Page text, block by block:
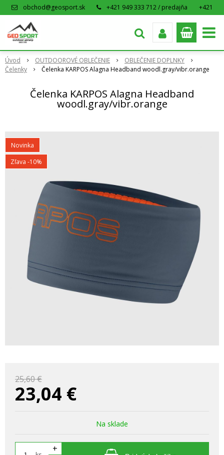
obchod@geosport.sk +421 949 333 712 / predajňa
+421
Úvod OUTDOOROVÉ OBLEČENIE
OBLEČENIE DOPLNKY
Čelenky
Čelenka KARPOS Alagna Headband woodl.gray/vibr.orange
Čelenka KARPOS Alagna Headband
woodl.gray/vibr.orange
Novinka
Zľava -10%
25,60 €
23,04 €
Na sklade
+